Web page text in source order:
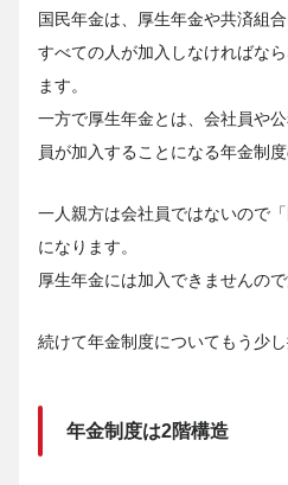
国民年金は、厚生年金や共済組
すべての人が加入しなければな
ます。
一方で厚生年金とは、会社員や
員が加入することになる年金制度
一人親方は会社員ではないので
になります。
厚生年金には加入できませんので
続けて年金制度についてもう少し
年金制度は2階構造